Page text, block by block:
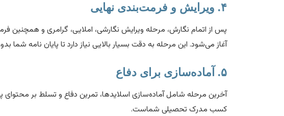
۴. ویرایش و فرمت‌بندی نهایی
پس از اتمام نگارش، مرحله ویرایش نگارشی، املایی، گرامری و همچنین
آغاز می‌شود. این مرحله به دقت بسیار بالایی نیاز دارد تا پایان نامه
۵. آماده‌سازی برای دفاع
آخرین مرحله شامل آماده‌سازی اسلایدها، تمرین دفاع و تسلط بر محتوای
کسب مدرک تحصیلی شماست.